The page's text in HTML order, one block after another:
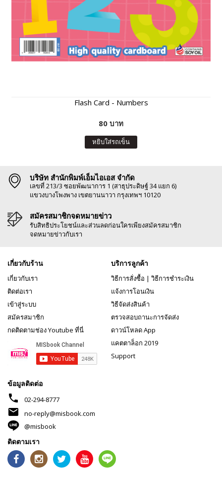
Flash Card - Numbers
80 บาท
หยิบใส่รถเข็น
บริษัท สำนักพิมพ์เอ็มไอเอส จำกัด
เลขที่ 213/3 ซอยพัฒนาการ 1 (สาธุประดิษฐ์ 34 แยก 6)
แขวงบางโพงพาง เขตยานนาวา กรุงเทพฯ 10120
สมัครสมาชิกจดหมายข่าว
รับสิทธิประโยชน์และส่วนลดก่อนใครเพียงสมัครสมาชิก
จดหมายข่าวกับเรา
เกี่ยวกับร้าน
เกี่ยวกับเรา
ติดต่อเรา
เข้าสู่ระบบ
สมัครสมาชิก
กดติดตามช่อง Youtube ที่นี่
บริการลูกค้า
วิธีการสั่งซื้อ | วิธีการชำระเงิน
แจ้งการโอนเงิน
วิธีจัดส่งสินค้า
ตรวจสอบถานะการจัดส่ง
ดาวน์โหลด App
แคตตาล็อก 2019
Support
ข้อมูลติดต่อ
phone 02-294-8777
mail
no-reply@misbook.com
@misbook
ติดตามเรา